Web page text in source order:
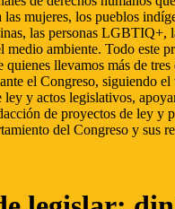
mujeres, los pueblos
las personas LGBTIQ+,
medio ambiente. Todo este
llevamos más de tres
el Congreso, siguiendo el
ley y actos legislativos,
de proyectos de ley y
del Congreso y sus